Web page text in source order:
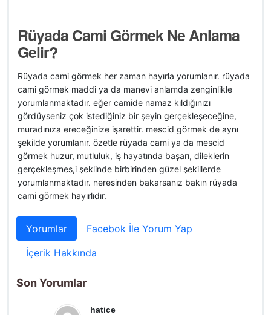
Rüyada Cami Görmek Ne Anlama
Gelir?
Rüyada cami görmek her zaman hayırla yorumlanır. rüyada
cami görmek maddi ya da manevi anlamda zenginlikle
yorumlanmaktadır. eğer camide namaz kıldığınızı
gördüyseniz çok istediğiniz bir şeyin gerçekleşeceğine,
muradınıza ereceğinize işarettir. mescid görmek de aynı
şekilde yorumlanır. özetle rüyada cami ya da mescid
görmek huzur, mutluluk, iş hayatında başarı, dileklerin
gerçekleşmes,i şeklinde birbirinden güzel şekillerde
yorumlanmaktadır. neresinden bakarsanız bakın rüyada
cami görmek hayırlıdır.
Yorumlar
Facebok İle Yorum Yap
İçerik Hakkında
Son Yorumlar
hatice